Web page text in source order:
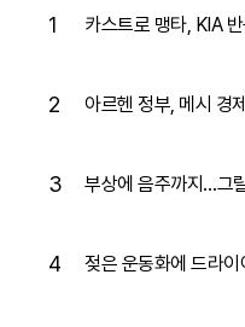
1 카스트로 맹타, KIA
2 아르헨 정부, 메시 경
3 부상에 음주까지…그
4 젖은 운동화에 드라